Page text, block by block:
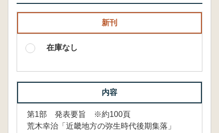
新刊
在庫なし
内容
第1部 発表要旨 ※約100頁
荒木幸治「近畿地方の弥生時代後期集落」